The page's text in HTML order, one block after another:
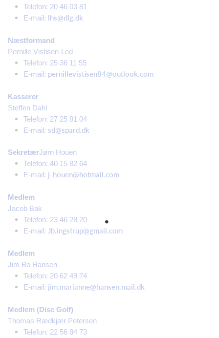
Telefon: 20 46 03 81
E-mail: lhs@dlg.dk​
Næstformand
Pernille Vistisen-Led
Telefon: 25 36 11 55
E-mail: pernillevistisen84@outlook.com
Kasserer
Steffen Dahl
Telefon: 27 25 81 04
E-mail: sd@spard.dk​​
SekretærJørn Houen
Telefon: 40 15 82 64
E-mail: j-houen@hotmail.com
Medlem
Jacob Bak
Telefon: 23 46 28 20
E-mail: Jb.ingstrup@gmail.com
Medlem
Jim Bo Hansen
Telefon: 20 62 49 74
E-mail: jim.marianne@hansen.mail.dk
Medlem (Disc Golf)
Thomas Rædkjær Petersen
Telefon: 22 56 84 73